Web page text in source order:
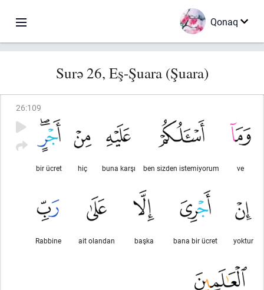
Qonaq
Surə 26, Eş-Şuara (Şuara)
26:109
ve
ben sizden istemiyorum
buna karşı
hiç
bir ücret
yoktur
bana bir ücret
başka
ait olandan
Rabbine